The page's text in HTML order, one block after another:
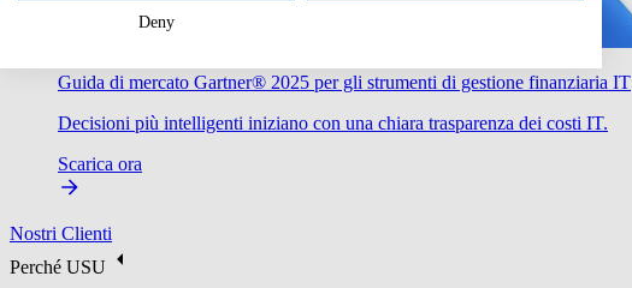
Guida di mercato Gartner® 2025 per gli strumenti di gestione finanziaria IT
Decisioni più intelligenti iniziano con una chiara trasparenza dei costi IT.
Scarica ora
Nostri Clienti
Perché USU
Deny